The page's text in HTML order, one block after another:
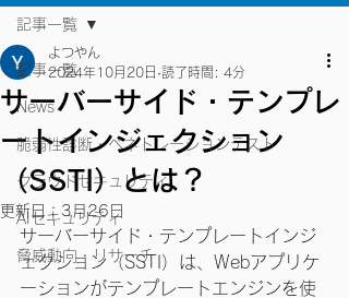
記事一覧
News
脆弱性診断・ペネトレーションテスト
クラウドセキュリティ
AIセキュリティ
脅威動向・リサーチ
記事一覧
サーバーサイド・テンプレ
ートインジェクション
（SSTI）とは？
よつやん
2024年10月20日 読了時間: 4分
更新日： 3月26日
サーバーサイド・テンプレートインジ
ェクション（SSTI）は、Webアプリケ
ーションがテンプレートエンジンを使